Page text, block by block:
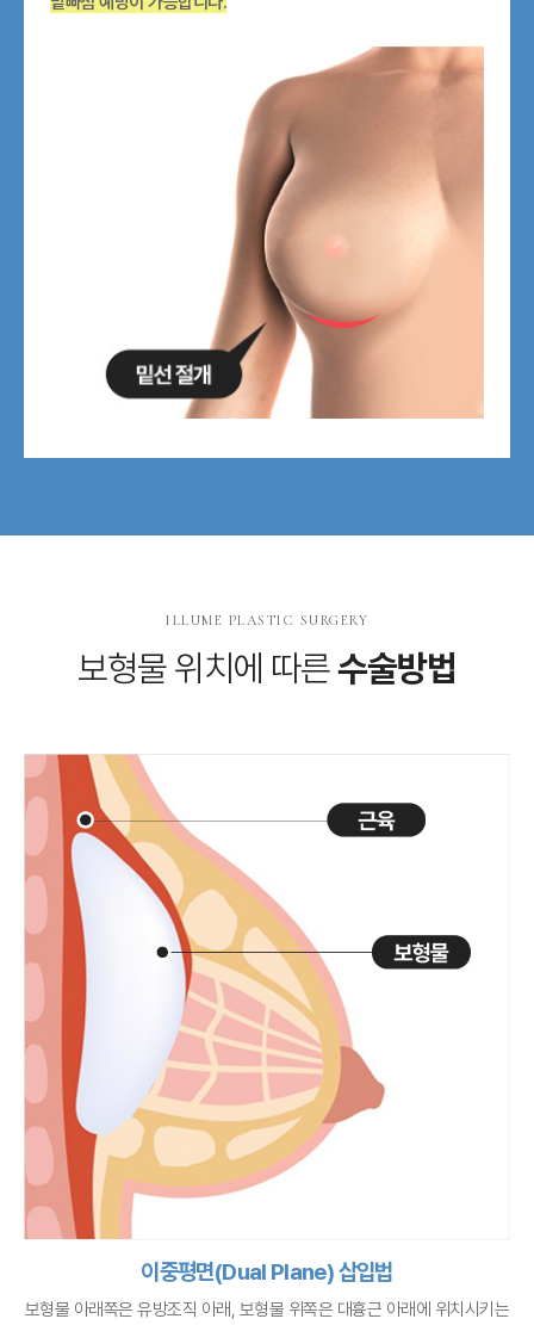
ILLUME PLASTIC SURGERY
보형물 위치에 따른수술방법
이중평면(Dual Plane) 삽입법
보형물 아래쪽은 유방조직 아래, 보형물 위쪽은 대흉근 아래에 위치시키는